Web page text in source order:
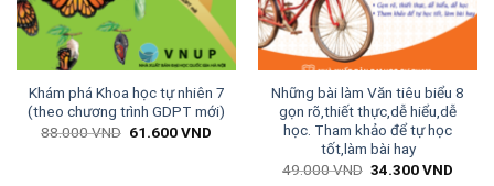
Khám phá Khoa học tự nhiên 7
(theo chương trình GDPT mới)
88.000VND Giá
61.600VND
Những bài làm Văn tiêu biểu 8
gọn rõ,thiết thực,dễ hiểu,dễ
học. Tham khảo để tự học
tốt,làm bài hay
49.000VND Giá
34.300VND